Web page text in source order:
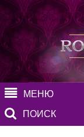
МЕНЮ
ПОИСК